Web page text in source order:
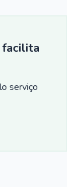
facilita
serviço